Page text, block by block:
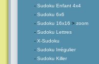
- Sudoku Enfant 4x4
- Sudoku 6x6
- Sudoku 16x16 > zoom
- Sudoku Lettres
- X-Sudoku
- Sudoku Irrégulier
- Sudoku Killer